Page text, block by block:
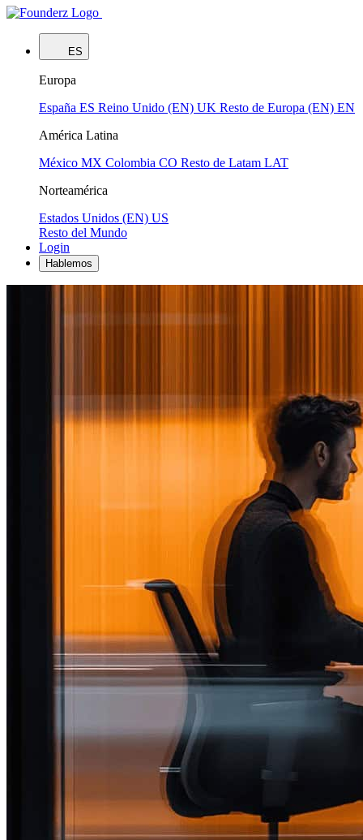
ES
Europa
España ES Reino Unido (EN) UK Resto de Europa (EN) EN
América Latina
México MX Colombia CO Resto de Latam LAT
Norteamérica
Estados Unidos (EN) US
Resto del Mundo
Login
Hablemos